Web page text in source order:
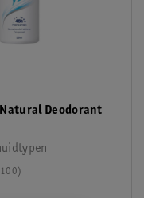
Deodorant
100